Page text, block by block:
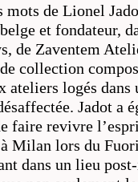
mots de Lionel
et fondateur,
de Zaventem
collection
ateliers logés dans
Jadot a
faire revivre
Milan lors du
dans un lieu